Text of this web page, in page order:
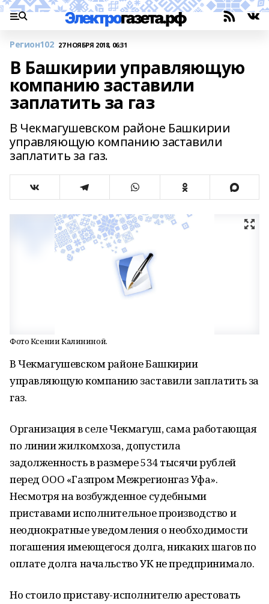
Регион102 27 НОЯБРЯ 2018, 06:31
В Башкирии управляющую
компанию заставили
заплатить за газ
В Чекмагушевском районе Башкирии
управляющую компанию заставили
заплатить за газ.
Фото Ксении Калининой.
В Чекмагушевском районе Башкирии
управляющую компанию заставили заплатить за
газ.
Организация в селе Чекмагуш, сама работающая
по линии жилкомхоза, допустила
задолженность в размере 534 тысячи рублей
перед ООО «Газпром Межрегионгаз Уфа».
Несмотря на возбужденное судебными
приставами исполнительное производство и
неоднократные уведомления о необходимости
погашения имеющегося долга, никаких шагов по
оплате долга начальство УК не предпринимало.
Но стоило приставу-исполнителю арестовать